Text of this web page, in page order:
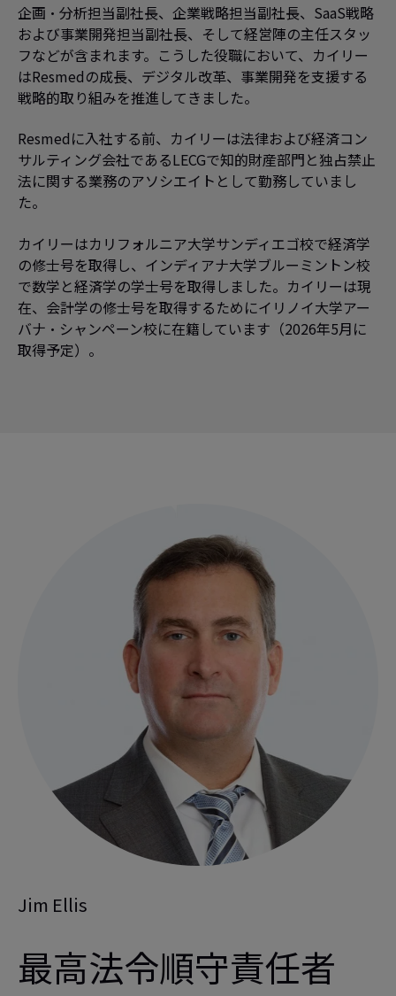
企画・分析担当副社長、企業戦略担当副社長、SaaS戦略
および事業開発担当副社長、そして経営陣の主任スタッ
フなどが含まれます。こうした役職において、カイリー
はResmedの成長、デジタル改革、事業開発を支援する
戦略的取り組みを推進してきました。
Resmedに入社する前、カイリーは法律および経済コン
サルティング会社であるLECGで知的財産部門と独占禁止
法に関する業務のアソシエイトとして勤務していまし
た。
カイリーはカリフォルニア大学サンディエゴ校で経済学
の修士号を取得し、インディアナ大学ブルーミントン校
で数学と経済学の学士号を取得しました。カイリーは現
在、会計学の修士号を取得するためにイリノイ大学アー
バナ・シャンペーン校に在籍しています（2026年5月に
取得予定）。
Jim Ellis
最高法令順守責任者